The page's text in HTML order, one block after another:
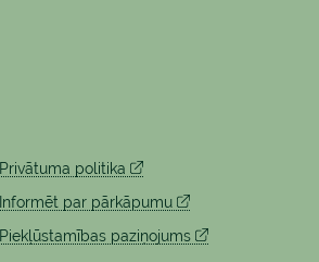
Privātuma politika
Informēt par pārkāpumu
Piekļūstamības paziņojums